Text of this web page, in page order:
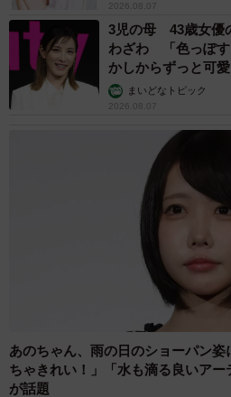
2026.08.07
3児の母 43歳女優
わざわ 「色っぽす
かしからずっと可愛
まいどなトピック
2026.08.07
あのちゃん、雨の日のショーパン
ちゃきれい！」「水も滴る良いア
が話題